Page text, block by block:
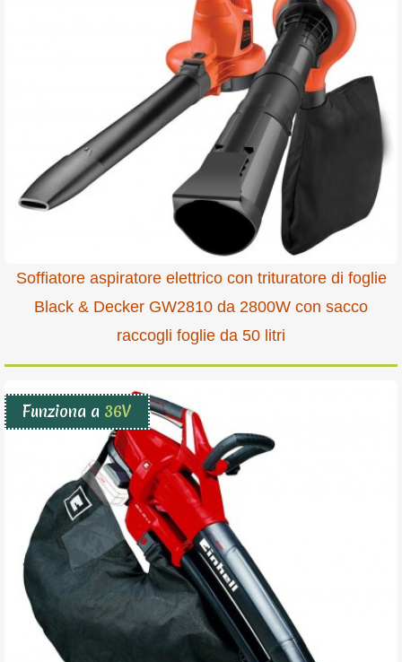
Soffiatore aspiratore elettrico con trituratore di foglie
Black & Decker GW2810 da 2800W con sacco
raccogli foglie da 50 litri
Funziona a 36V